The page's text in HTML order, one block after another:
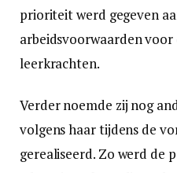
prioriteit werd gegeven
arbeidsvoorwaarden voor
leerkrachten.
Verder noemde zij nog
volgens haar tijdens de
gerealiseerd. Zo werd de